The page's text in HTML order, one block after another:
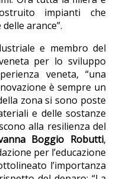
impianti che
arance”.
e membro del
per lo sviluppo
veneta, “una
è sempre un
zona si sono poste
e delle sostanze
alla resilienza del
Boggio Robutti,
per l’educazione
l’importanza